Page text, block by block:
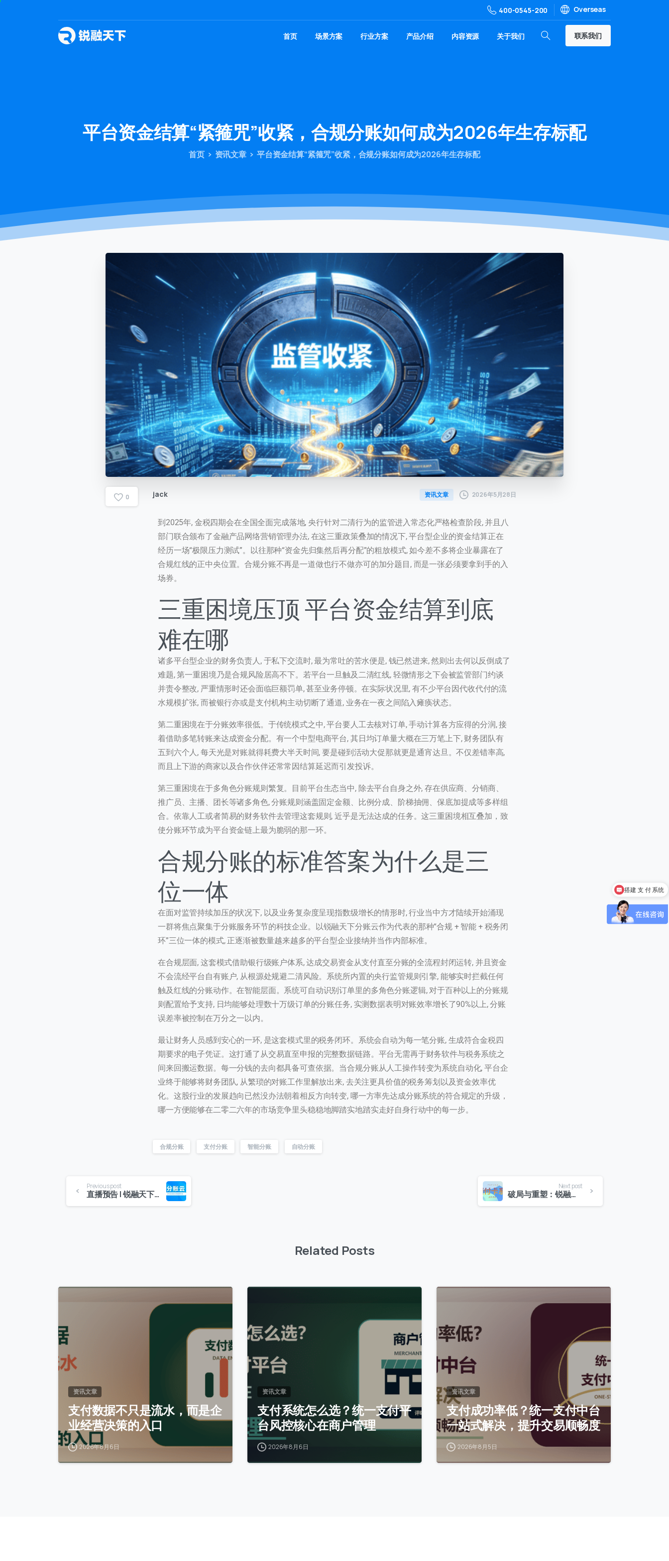
400-0545-200 Overseas
首页 场景方案 行业方案 产品介绍 内容资源 关于我们 联系我们
平台资金结算“紧箍咒”收紧，合规分账如何成为2026年生存标配
首页 资讯文章 平台资金结算“紧箍咒”收紧，合规分账如何成为2026年生存标配
0 jack 资讯文章 2026年5月28日
到2025年, 金税四期会在全国全面完成落地, 央行针对二清行为的监管进入常态化严格检查阶段, 并且八
部门联合颁布了金融产品网络营销管理办法, 在这三重政策叠加的情况下, 平台型企业的资金结算正在
经历一场“极限压力测试”。以往那种“资金先归集然后再分配”的粗放模式, 如今差不多将企业暴露在了
合规红线的正中央位置。合规分账不再是一道做也行不做亦可的加分题目, 而是一张必须要拿到手的入
场券。
三重困境压顶 平台资金结算到底
难在哪
诸多平台型企业的财务负责人, 于私下交流时, 最为常吐的苦水便是, 钱已然进来, 然则出去何以反倒成了
难题, 第一重困境乃是合规风险居高不下。若平台一旦触及二清红线, 轻微情形之下会被监管部门约谈
并责令整改, 严重情形时还会面临巨额罚单, 甚至业务停顿。在实际状况里, 有不少平台因代收代付的流
水规模扩张, 而被银行亦或是支付机构主动切断了通道, 业务在一夜之间陷入瘫痪状态。
第二重困境在于分账效率很低。于传统模式之中, 平台要人工去核对订单, 手动计算各方应得的分润, 接
着借助多笔转账来达成资金分配。有一个中型电商平台, 其日均订单量大概在三万笔上下, 财务团队有
五到六个人, 每天光是对账就得耗费大半天时间, 要是碰到活动大促那就更是通宵达旦。不仅差错率高,
而且上下游的商家以及合作伙伴还常常因结算延迟而引发投诉。
第三重困境在于多角色分账规则繁复。目前平台生态当中, 除去平台自身之外, 存在供应商、分销商、
推广员、主播、团长等诸多角色, 分账规则涵盖固定金额、比例分成、阶梯抽佣、保底加提成等多样组
合。依靠人工或者简易的财务软件去管理这套规则, 近乎是无法达成的任务。这三重困境相互叠加，致
使分账环节成为平台资金链上最为脆弱的那一环。
合规分账的标准答案为什么是三
位一体
在面对监管持续加压的状况下, 以及业务复杂度呈现指数级增长的情形时, 行业当中方才陆续开始涌现
一群将焦点聚集于分账服务环节的科技企业。以锐融天下分账云作为代表的那种“合规 + 智能 + 税务闭
环”三位一体的模式, 正逐渐被数量越来越多的平台型企业接纳并当作内部标准。
在合规层面, 这套模式借助银行级账户体系, 达成交易资金从支付直至分账的全流程封闭运转, 并且资金
不会流经平台自有账户, 从根源处规避二清风险。系统所内置的央行监管规则引擎, 能够实时拦截任何
触及红线的分账动作。在智能层面。系统可自动识别订单里的多角色分账逻辑, 对于百种以上的分账规
则配置给予支持, 日均能够处理数十万级订单的分账任务, 实测数据表明对账效率增长了90%以上, 分账
误差率被控制在万分之一以内。
最让财务人员感到安心的一环, 是这套模式里的税务闭环。系统会自动为每一笔分账, 生成符合金税四
期要求的电子凭证。这打通了从交易直至申报的完整数据链路。平台无需再于财务软件与税务系统之
间来回搬运数据。每一分钱的去向都具备可查依据。当合规分账从人工操作转变为系统自动化, 平台企
业终于能够将财务团队, 从繁琐的对账工作里解放出来, 去关注更具价值的税务筹划以及资金效率优
化。这股行业的发展趋向已然没办法朝着相反方向转变, 哪一方率先达成分账系统的符合规定的升级，
哪一方便能够在二零二六年的市场竞争里头稳稳地脚踏实地踏实走好自身行动中的每一步。
合规分账 支付分账 智能分账 自动分账
Previous post
直播预告 | 锐融天下分账云，重构企业多平台资金精细化管理体系！
Next post
破局与重塑：锐融天下预付卡系统助力集团构建商业生态闭环
Related Posts
0
资讯文章
支付数据不只是流水，而是企
业经营决策的入口
2026年8月6日
资讯文章
支付系统怎么选？统一支付平
台风控核心在商户管理
2026年8月6日
0
资讯文章
支付成功率低？统一支付中台
一站式解决，提升交易顺畅度
2026年8月5日
联系我们
我们的团队会尽快回复。
China
+86
+86
0 / 20
首次进入页面
访问历史
提交
我们通常的回复时间： 30 分钟内
搭建 支 付 系统